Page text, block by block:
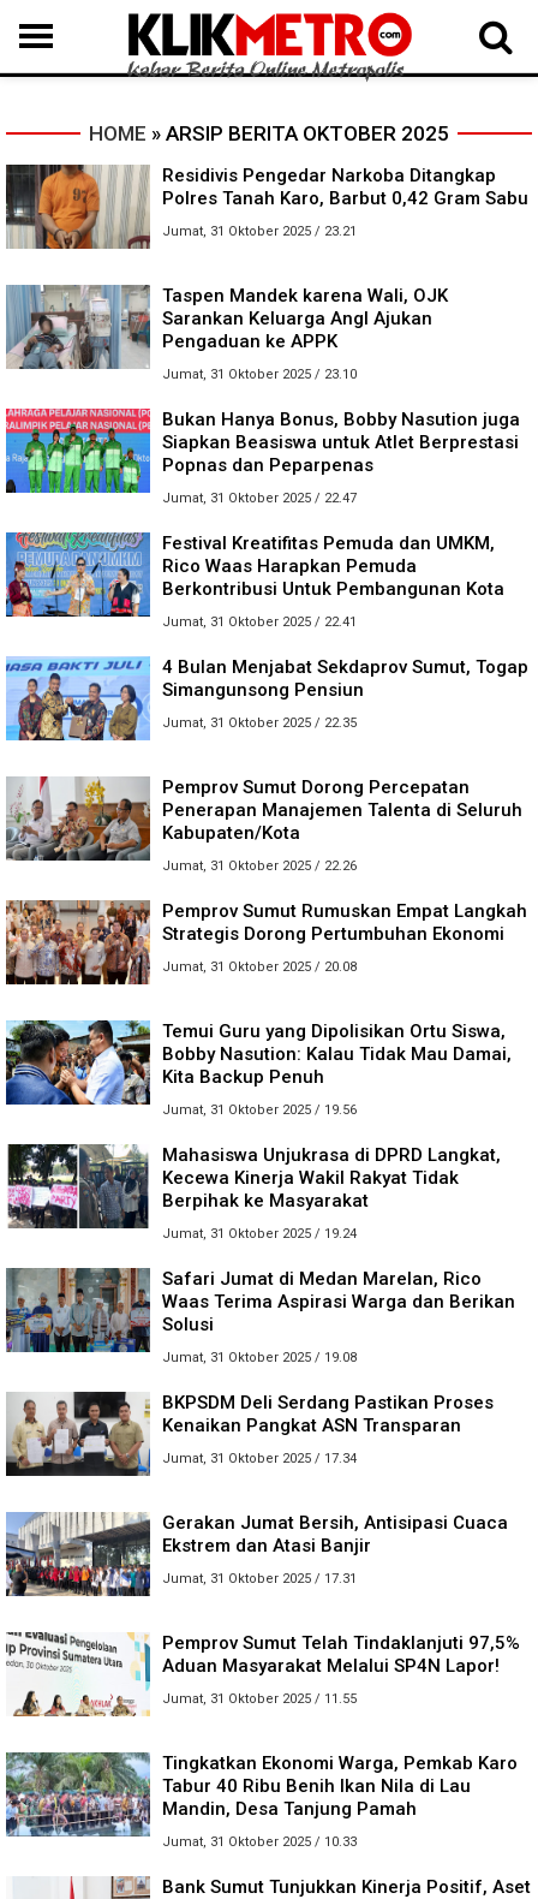
MEDAN LANGKAT DAIRI SAMOSIR TAPUT BATUBARA DELISERDANG
HOME » ARSIP BERITA OKTOBER 2025
Residivis Pengedar Narkoba Ditangkap
Polres Tanah Karo, Barbut 0,42 Gram Sabu
Jumat, 31 Oktober 2025 / 23.21
Taspen Mandek karena Wali, OJK
Sarankan Keluarga Angl Ajukan
Pengaduan ke APPK
Jumat, 31 Oktober 2025 / 23.10
Bukan Hanya Bonus, Bobby Nasution juga
Siapkan Beasiswa untuk Atlet Berprestasi
Popnas dan Peparpenas
Jumat, 31 Oktober 2025 / 22.47
Festival Kreatifitas Pemuda dan UMKM,
Rico Waas Harapkan Pemuda
Berkontribusi Untuk Pembangunan Kota
Jumat, 31 Oktober 2025 / 22.41
4 Bulan Menjabat Sekdaprov Sumut, Togap
Simangunsong Pensiun
Jumat, 31 Oktober 2025 / 22.35
Pemprov Sumut Dorong Percepatan
Penerapan Manajemen Talenta di Seluruh
Kabupaten/Kota
Jumat, 31 Oktober 2025 / 22.26
Pemprov Sumut Rumuskan Empat Langkah
Strategis Dorong Pertumbuhan Ekonomi
Jumat, 31 Oktober 2025 / 20.08
Temui Guru yang Dipolisikan Ortu Siswa,
Bobby Nasution: Kalau Tidak Mau Damai,
Kita Backup Penuh
Jumat, 31 Oktober 2025 / 19.56
Mahasiswa Unjukrasa di DPRD Langkat,
Kecewa Kinerja Wakil Rakyat Tidak
Berpihak ke Masyarakat
Jumat, 31 Oktober 2025 / 19.24
Safari Jumat di Medan Marelan, Rico
Waas Terima Aspirasi Warga dan Berikan
Solusi
Jumat, 31 Oktober 2025 / 19.08
BKPSDM Deli Serdang Pastikan Proses
Kenaikan Pangkat ASN Transparan
Jumat, 31 Oktober 2025 / 17.34
Gerakan Jumat Bersih, Antisipasi Cuaca
Ekstrem dan Atasi Banjir
Jumat, 31 Oktober 2025 / 17.31
Pemprov Sumut Telah Tindaklanjuti 97,5%
Aduan Masyarakat Melalui SP4N Lapor!
Jumat, 31 Oktober 2025 / 11.55
Tingkatkan Ekonomi Warga, Pemkab Karo
Tabur 40 Ribu Benih Ikan Nila di Lau
Mandin, Desa Tanjung Pamah
Jumat, 31 Oktober 2025 / 10.33
Bank Sumut Tunjukkan Kinerja Positif, Aset